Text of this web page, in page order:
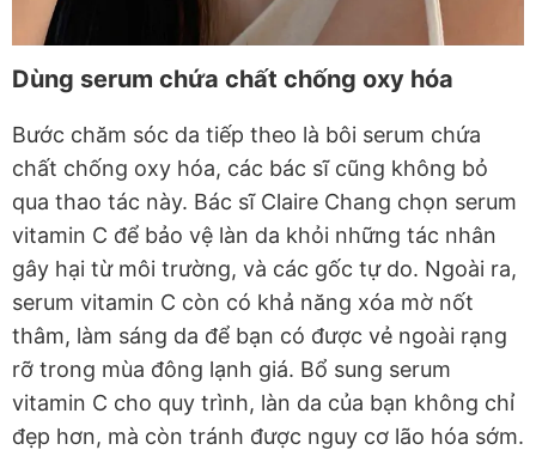
Dùng serum chứa chất chống oxy hóa
Bước chăm sóc da tiếp theo là bôi serum chứa
chất chống oxy hóa, các bác sĩ cũng không bỏ
qua thao tác này. Bác sĩ Claire Chang chọn serum
vitamin C để bảo vệ làn da khỏi những tác nhân
gây hại từ môi trường, và các gốc tự do. Ngoài ra,
serum vitamin C còn có khả năng xóa mờ nốt
thâm, làm sáng da để bạn có được vẻ ngoài rạng
rỡ trong mùa đông lạnh giá. Bổ sung serum
vitamin C cho quy trình, làn da của bạn không chỉ
đẹp hơn, mà còn tránh được nguy cơ lão hóa sớm.